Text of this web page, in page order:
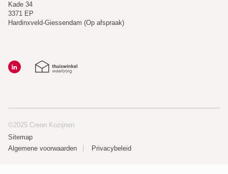
Kade 34
3371 EP
Hardinxveld-Giessendam (Op afspraak)
©2025 Creon Kozijnen
Sitemap
Algemene voorwaarden
Privacybeleid